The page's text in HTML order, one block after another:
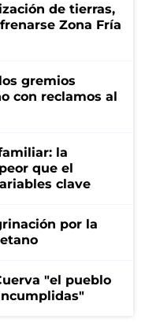
de tierras,
Zona Fría
gremios
con reclamos al
la
que el
clave
por la
"el pueblo